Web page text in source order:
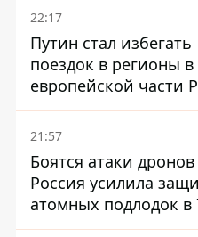
22:17
Путин стал избегать
поездок в регионы в
европейской части
куда регулярно
дроны
21:57
Боятся атаки дронов
Россия усилила
атомных подлодок в
км от Украины